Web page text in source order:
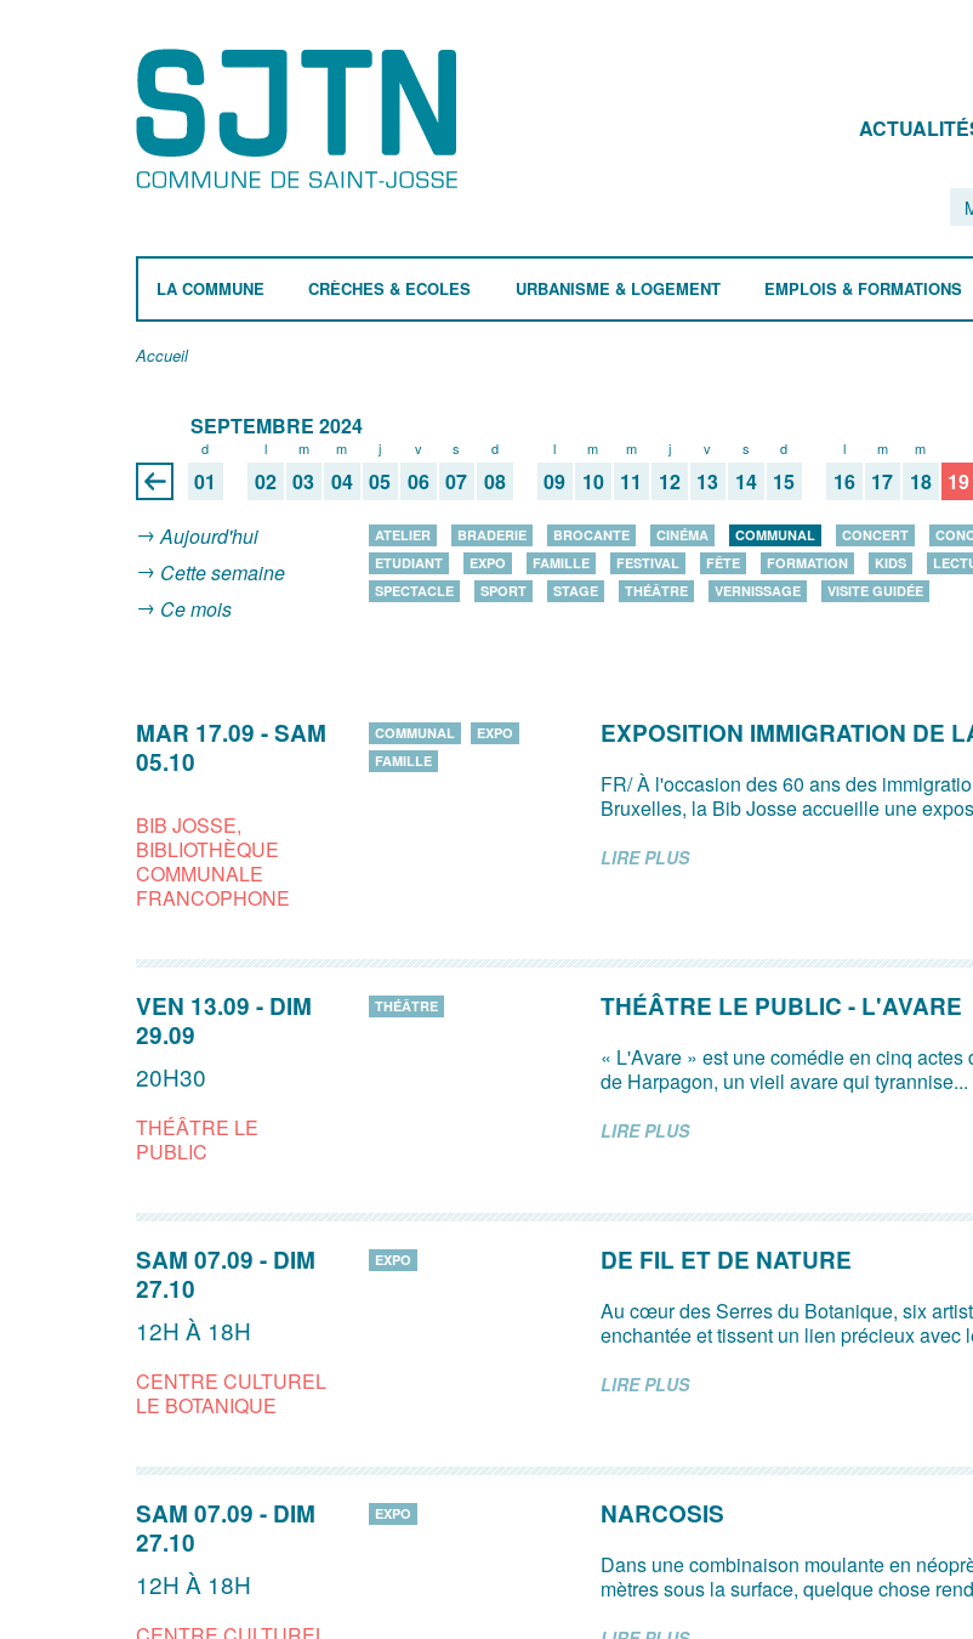
LA COMMUNE CRÈCHES & ECOLES URBANISME & LOGEMENT EMPLOIS & FORMATIONS
Accueil
SEPTEMBRE 2024
d
01
l
02
m
03
m
04
j
05
v
06
s
07
d
08
l
09
m
10
m
11
j
12
v
13
s
14
d
15
l
16
m
17
m
18 19
Aujourd'hui
Cette semaine
Ce mois
ATELIER BRADERIE BROCANTE CINÉMA COMMUNAL CONCERT
ETUDIANT
EXPO FAMILLE FESTIVAL FÊTE FORMATION KIDS
SPECTACLE
SPORT STAGE THÉÂTRE VERNISSAGE VISITE GUIDÉE
MAR 17.09 -SAM
05.10
BIB JOSSE,
BIBLIOTHÈQUE
COMMUNALE
FRANCOPHONE
COMMUNAL
EXPO
FAMILLE
EXPOSITION IMMIGRATION DE
FR/ À l'occasion des 60 ans des
Bruxelles, la Bib Josse accueille une
LIRE PLUS
VEN 13.09 - DIM
29.09
20H30
THÉÂTRE LE
PUBLIC
THÉÂTRE THÉÂTRE LE PUBLIC - L'AVARE
« L'Avare » est une comédie en cinq
de Harpagon, un vieil avare qui tyrannise...
LIRE PLUS
SAM 07.09 - DIM
27.10
12H À 18H
CENTRE CULTUREL
LE BOTANIQUE
EXPO DE FIL ET DE NATURE
Au cœur des Serres du Botanique, six
enchantée et tissent un lien précieux avec
LIRE PLUS
SAM 07.09 - DIM
27.10
12H À 18H
EXPO NARCOSIS
Dans une combinaison moulante en
mètres sous la surface, quelque chose